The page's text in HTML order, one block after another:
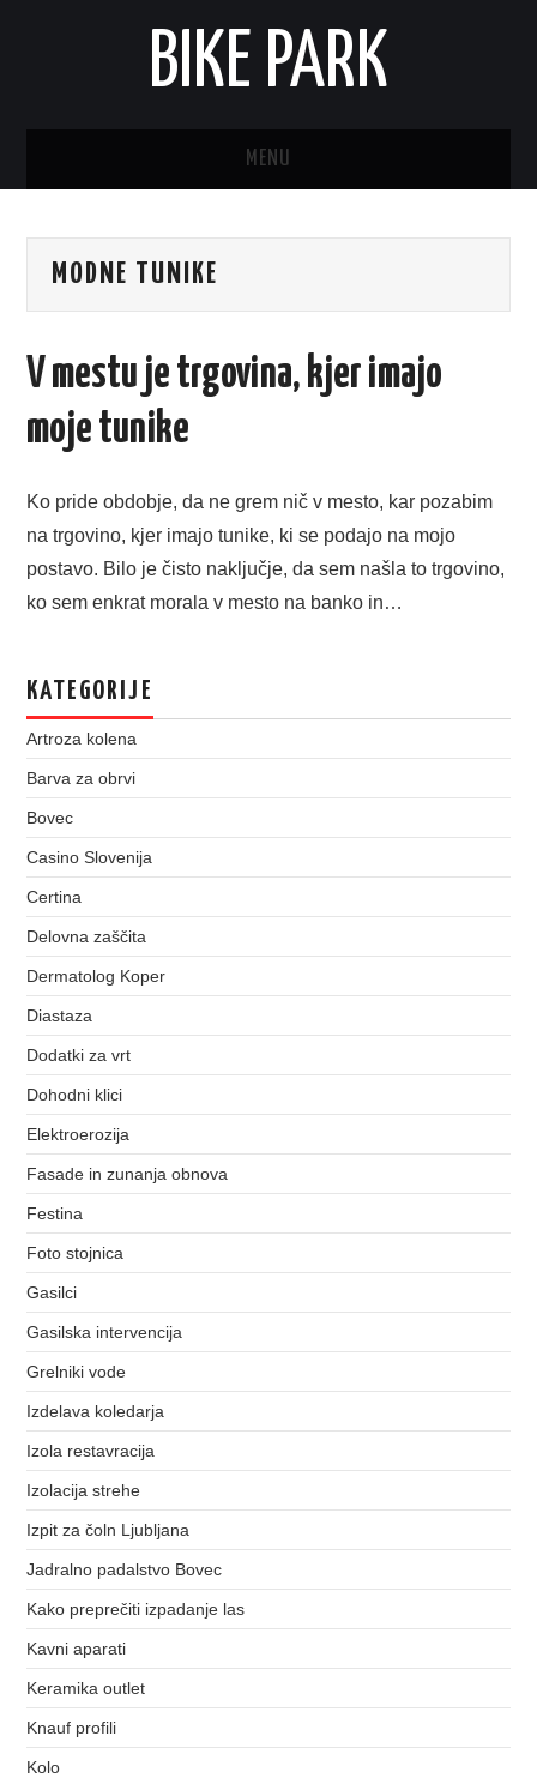
BIKE PARK
MENU
MODNE TUNIKE
V mestu je trgovina, kjer imajo
moje tunike
Ko pride obdobje, da ne grem nič v mesto, kar pozabim
na trgovino, kjer imajo tunike, ki se podajo na mojo
postavo. Bilo je čisto naključje, da sem našla to trgovino,
ko sem enkrat morala v mesto na banko in…
KATEGORIJE
Artroza kolena
Barva za obrvi
Bovec
Casino Slovenija
Certina
Delovna zaščita
Dermatolog Koper
Diastaza
Dodatki za vrt
Dohodni klici
Elektroerozija
Fasade in zunanja obnova
Festina
Foto stojnica
Gasilci
Gasilska intervencija
Grelniki vode
Izdelava koledarja
Izola restavracija
Izolacija strehe
Izpit za čoln Ljubljana
Jadralno padalstvo Bovec
Kako preprečiti izpadanje las
Kavni aparati
Keramika outlet
Knauf profili
Kolo